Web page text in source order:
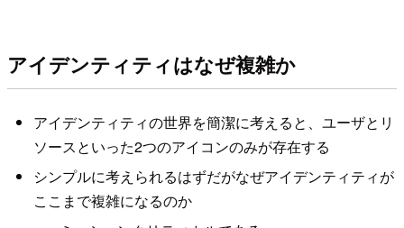
アイデンティティはなぜ複雑か
アイデンティティの世界を簡潔に考えると、ユーザとリ
ソースといった2つのアイコンのみが存在する
シンプルに考えられるはずだがなぜアイデンティティが
ここまで複雑になるのか